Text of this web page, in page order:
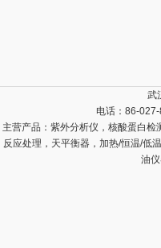
武
电话：86-
主营产品： 紫外分析仪，核酸蛋白检
反应处理，天平衡器，加热/恒温/低
油